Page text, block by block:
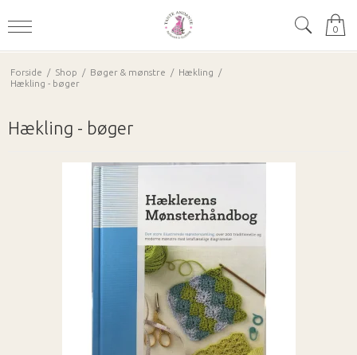
0
Forside / Shop / Bøger & mønstre / Hækling
/
Hækling - bøger
Hækling - bøger